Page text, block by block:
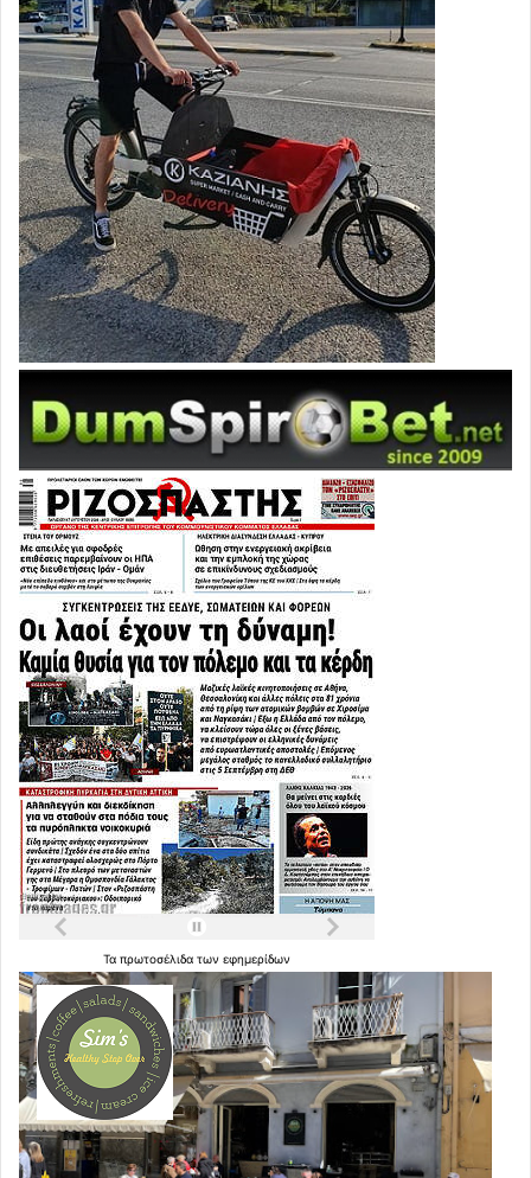
Τα πρωτοσέλιδα των εφημερίδων